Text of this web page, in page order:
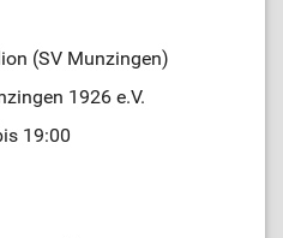
(SV Munzingen)
1926 e.V.
19:00